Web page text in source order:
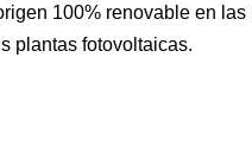
100% renovable en las
plantas fotovoltaicas.